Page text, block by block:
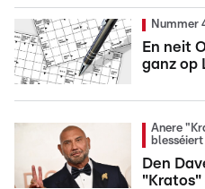
Nummer
En neit
ganz op
Anere
blesséiert
Den
"Kratos"